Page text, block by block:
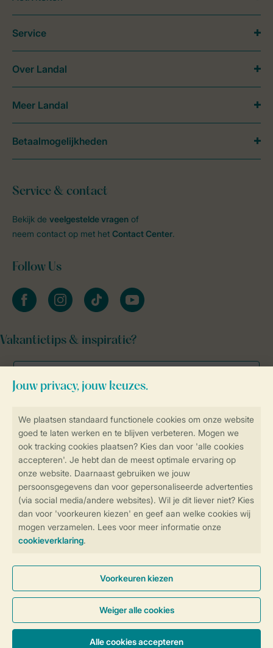
Controle over jouw gegevens &
Instellingen wijzigen
Veilig en snel online boeken
Veilige gegevensoverdracht
Veilige betaling
Service & contact
Bekijk de veelgestelde vragen of
neem contact op met het Contact Center.
Follow Us
facebookinstagramtiktok youtube
Vakantietips & inspiratie?
Service
Over Landal
Meer Landal
Betaalmogelijkheden
Algemene Voorwaarden Privacy Notice
Cookies en banners